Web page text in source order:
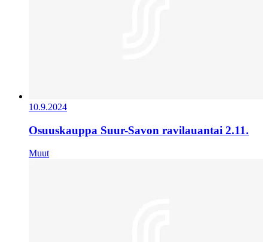
10.9.2024
Osuuskauppa Suur-Savon ravilauantai 2.11.
Muut